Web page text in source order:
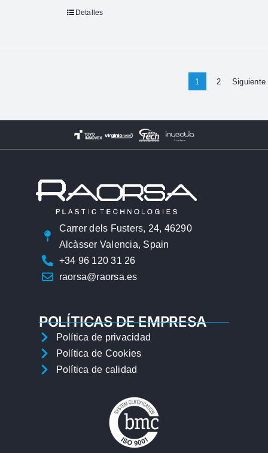
Detalles
1 2 Siguiente
Carrer dels Fusters, 24, 46290
Alcàsser Valencia, Spain
+34 96 120 31 26
raorsa@raorsa.es
POLÍTICAS DE EMPRESA
Política de privacidad
Política de Cookies
Política de calidad